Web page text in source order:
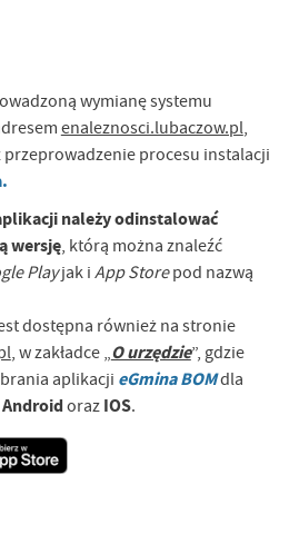
wymianę systemu
enaleznosci.lubaczow.pl,
procesu instalacji
należy odinstalować
wersję, którą można znaleźć
Playjak i App Storepod nazwą
dostępna również na stronie
, w zakładce „O urzędzie”, gdzie
aplikacji eGmina BOMdla
Androidoraz IOS.